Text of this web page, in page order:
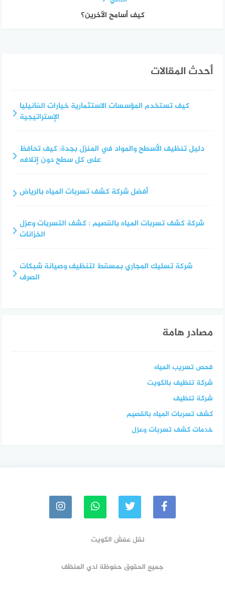
كيف أسامح الآخرين؟
أحدث المقالات
كيف تستخدم المؤسسات الاستثمارية خيارات الفانيليا
الإستراتيجية
دليل تنظيف الأسطح والمواد في المنزل بجدة: كيف تحافظ
على كل سطح دون إتلافه
أفضل شركة كشف تسربات المياه بالرياض
شركة كشف تسربات المياه بالقصيم : كشف التسربات وعزل
الخزانات
شركة تسليك المجاري بمسقط لتنظيف وصيانة شبكات
الصرف
مصادر هامة
فحص تسريب المياه
شركة تنظيف بالكويت
شركة تنظيف
كشف تسربات المياه بالقصيم
خدمات كشف تسربات وعزل
نقل عفش الكويت
جميع الحقوق حفوظة لدي المنظف